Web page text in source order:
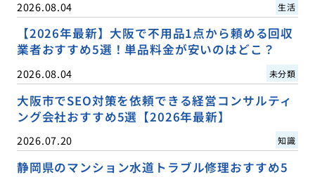
2026.08.04 生活
【2026年最新】大阪で不用品1点から頼める回収
業者おすすめ5選！単品料金が安いのはどこ？
2026.08.04 未分類
大阪市でSEO対策を依頼できる経営コンサルティ
ング会社おすすめ5選【2026年最新】
2026.07.20 知識
静岡県のマンション水道トラブル修理おすすめ5